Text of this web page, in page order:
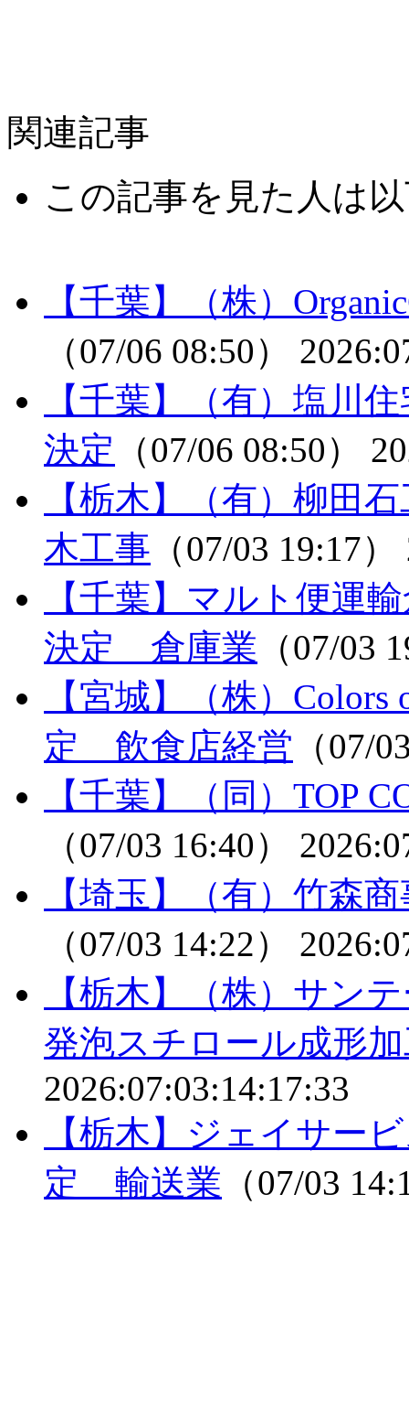
関連記事
この記事を見た人は
【千葉】（株）
（07/06 08:50）
【千葉】（有）塩川
決定 （07/06 08:50）
【栃木】（有）柳田
木工事 （07/03 19:17）
【千葉】マルト便運
決定 倉庫業 （07/03
【宮城】（株）
定 飲食店経営 （07/
【千葉】（同）TOP
（07/03 16:40）
【埼玉】（有）竹森
（07/03 14:22）
【栃木】（株）サン
発泡スチロール成形
2026:07:03:14:17:33
【栃木】ジェイサー
定 輸送業 （07/03